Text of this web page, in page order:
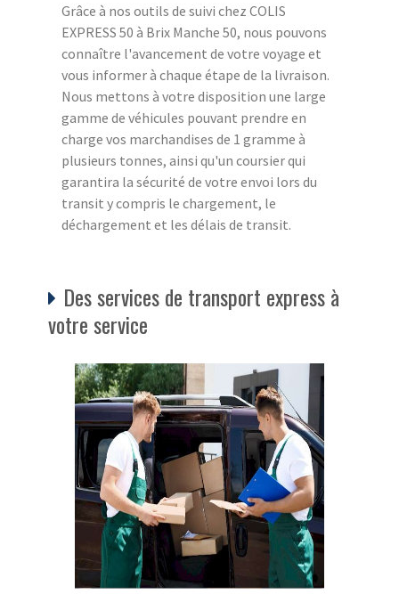
Grâce à nos outils de suivi chez COLIS
EXPRESS 50 à Brix Manche 50, nous pouvons
connaître l'avancement de votre voyage et
vous informer à chaque étape de la livraison.
Nous mettons à votre disposition une large
gamme de véhicules pouvant prendre en
charge vos marchandises de 1 gramme à
plusieurs tonnes, ainsi qu'un coursier qui
garantira la sécurité de votre envoi lors du
transit y compris le chargement, le
déchargement et les délais de transit.
Des services de transport express à
votre service